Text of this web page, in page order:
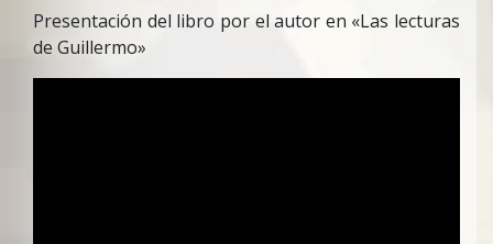
Presentación del libro por el autor en «Las lecturas
de Guillermo»